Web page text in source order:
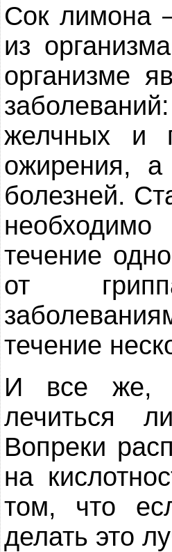
Сок лимона
из
организме
желчных и
ожирения,
болезней.
течение
от
течение
И все же,
лечиться
Вопреки
на
том, что
делать это